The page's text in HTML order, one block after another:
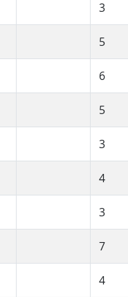
3
5
6
5
3
4
3
7
4